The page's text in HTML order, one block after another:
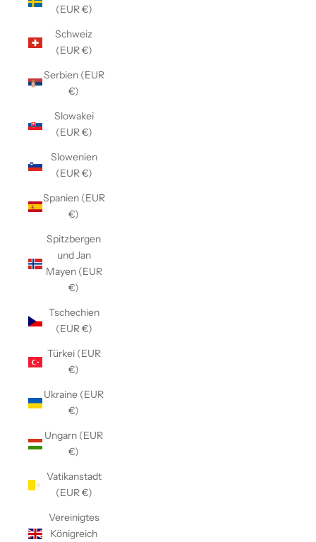
(EUR €)
Schweiz
(EUR €)
Serbien (EUR
€)
Slowakei
(EUR €)
Slowenien
(EUR €)
Spanien (EUR
€)
Spitzbergen
und Jan
Mayen (EUR
€)
Tschechien
(EUR €)
Türkei (EUR
€)
Ukraine (EUR
€)
Ungarn (EUR
€)
Vatikanstadt
(EUR €)
Vereinigtes
Königreich